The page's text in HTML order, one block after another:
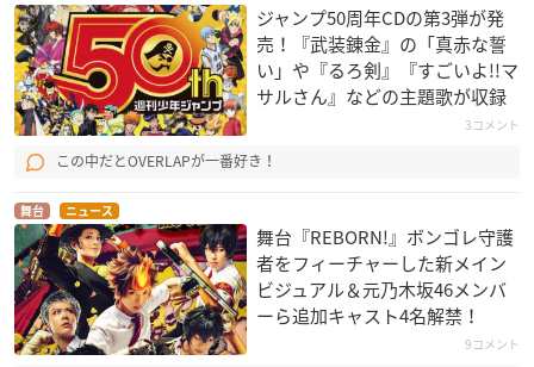
ジャンプ50周年CDの第3弾が発
売！『武装錬金』の「真赤な誓
い」や『るろ剣』『すごいよ!!マ
サルさん』などの主題歌が収録
3コメント
この中だとOVERLAPが一番好き！
舞台 ニュース
舞台『REBORN!』ボンゴレ守護
者をフィーチャーした新メイン
ビジュアル＆元乃木坂46メンバ
ーら追加キャスト4名解禁！
9コメント